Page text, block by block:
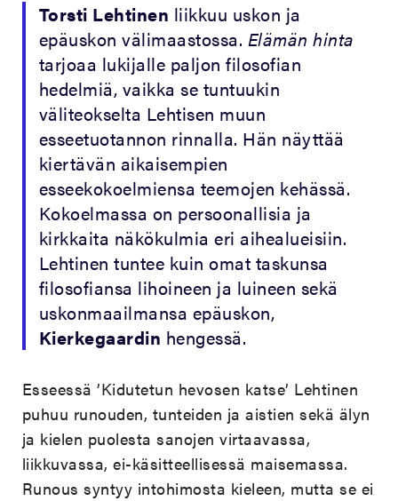
Torsti Lehtinen liikkuu uskon ja
epäuskon välimaastossa. Elämän hinta
tarjoaa lukijalle paljon filosofian
hedelmiä, vaikka se tuntuukin
väliteokselta Lehtisen muun
esseetuotannon rinnalla. Hän näyttää
kiertävän aikaisempien
esseekokoelmiensa teemojen kehässä.
Kokoelmassa on persoonallisia ja
kirkkaita näkökulmia eri aihealueisiin.
Lehtinen tuntee kuin omat taskunsa
filosofiansa lihoineen ja luineen sekä
uskonmaailmansa epäuskon,
Kierkegaardin hengessä.
Esseessä ’Kidutetun hevosen katse’ Lehtinen
puhuu runouden, tunteiden ja aistien sekä älyn
ja kielen puolesta sanojen virtaavassa,
liikkuvassa, ei-käsitteellisessä maisemassa.
Runous syntyy intohimosta kieleen, mutta se ei